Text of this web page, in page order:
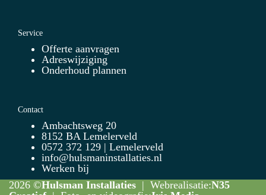
Service
Offerte aanvragen
Adreswijziging
Onderhoud plannen
Contact
Ambachtsweg 20
8152 BA Lemelerveld
0572 372 129 | Lemelerveld
info@hulsmaninstallaties.nl
Werken bij
2026 ©Hulsman Installaties | Webrealisatie:N35